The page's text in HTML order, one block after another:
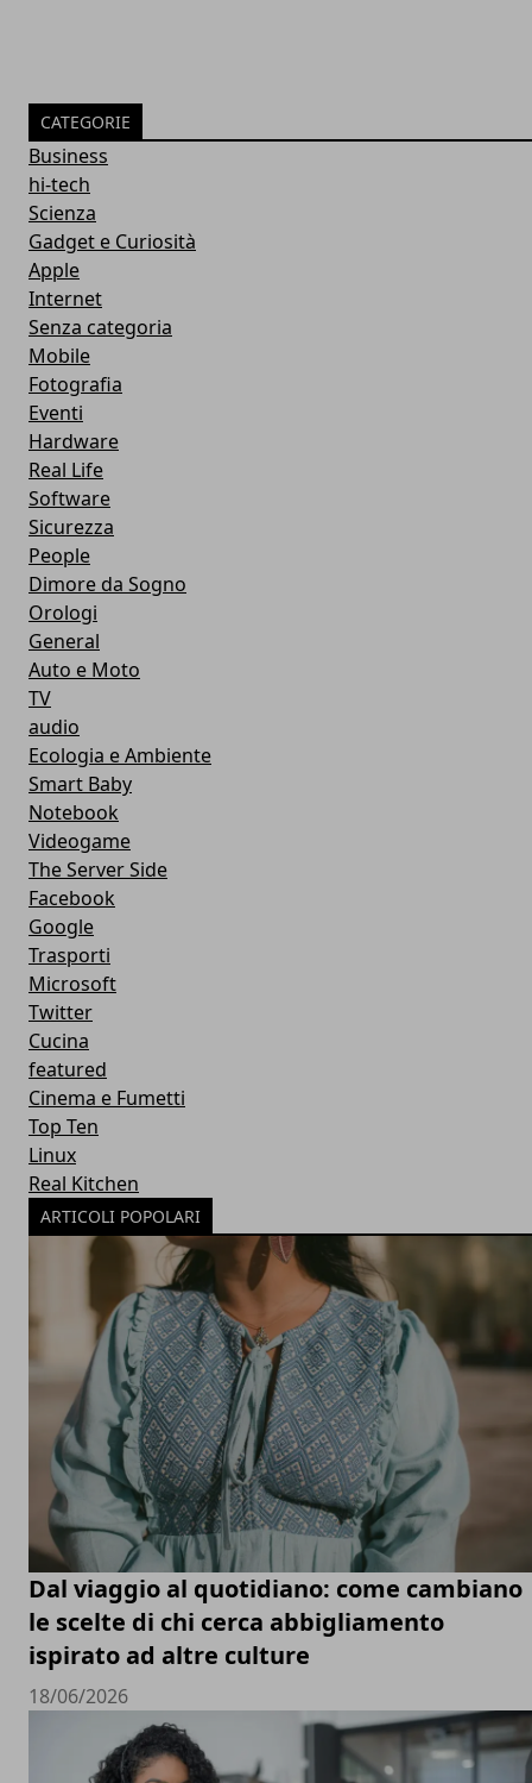
CATEGORIE
Business
hi-tech
Scienza
Gadget e Curiosità
Apple
Internet
Senza categoria
Mobile
Fotografia
Eventi
Hardware
Real Life
Software
Sicurezza
People
Dimore da Sogno
Orologi
General
Auto e Moto
TV
audio
Ecologia e Ambiente
Smart Baby
Notebook
Videogame
The Server Side
Facebook
Google
Trasporti
Microsoft
Twitter
Cucina
featured
Cinema e Fumetti
Top Ten
Linux
Real Kitchen
ARTICOLI POPOLARI
Dal viaggio al quotidiano: come cambiano
le scelte di chi cerca abbigliamento
ispirato ad altre culture
18/06/2026